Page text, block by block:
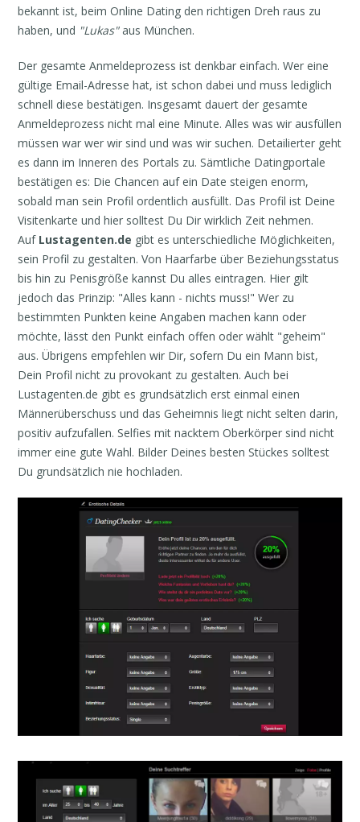
bekannt ist, beim Online Dating den richtigen Dreh raus zu
haben, und "Lukas"aus München.
Der gesamte Anmeldeprozess ist denkbar einfach. Wer eine
gültige Email-Adresse hat, ist schon dabei und muss lediglich
schnell diese bestätigen. Insgesamt dauert der gesamte
Anmeldeprozess nicht mal eine Minute. Alles was wir ausfüllen
müssen war wer wir sind und was wir suchen. Detailierter geht
es dann im Inneren des Portals zu. Sämtliche Datingportale
bestätigen es: Die Chancen auf ein Date steigen enorm,
sobald man sein Profil ordentlich ausfüllt. Das Profil ist Deine
Visitenkarte und hier solltest Du Dir wirklich Zeit nehmen.
Auf Lustagenten.de gibt es unterschiedliche Möglichkeiten,
sein Profil zu gestalten. Von Haarfarbe über Beziehungsstatus
bis hin zu Penisgröße kannst Du alles eintragen. Hier gilt
jedoch das Prinzip: "Alles kann - nichts muss!" Wer zu
bestimmten Punkten keine Angaben machen kann oder
möchte, lässt den Punkt einfach offen oder wählt "geheim"
aus. Übrigens empfehlen wir Dir, sofern Du ein Mann bist,
Dein Profil nicht zu provokant zu gestalten. Auch bei
Lustagenten.de gibt es grundsätzlich erst einmal einen
Männerüberschuss und das Geheimnis liegt nicht selten darin,
positiv aufzufallen. Selfies mit nacktem Oberkörper sind nicht
immer eine gute Wahl. Bilder Deines besten Stückes solltest
Du grundsätzlich nie hochladen.